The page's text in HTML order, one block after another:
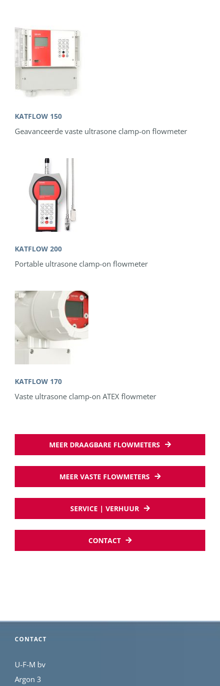
KATFLOW 150
Geavanceerde vaste ultrasone clamp-on flowmeter
KATFLOW 200
Portable ultrasone clamp-on flowmeter
KATFLOW 170
Vaste ultrasone clamp-on ATEX flowmeter
MEER DRAAGBARE FLOWMETERS
MEER VASTE FLOWMETERS
SERVICE | VERHUUR
CONTACT
CONTACT
U-F-M bv
Argon 3